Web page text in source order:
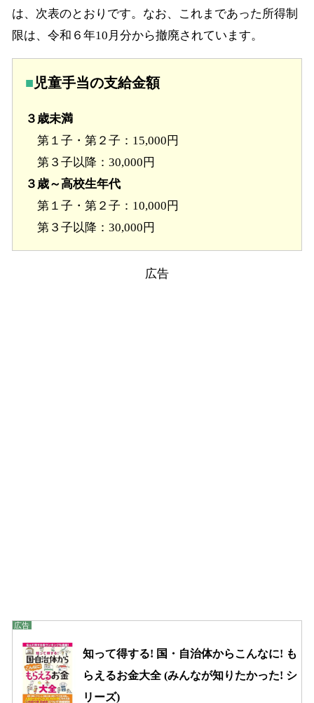
は、次表のとおりです。なお、これまであった所得制
限は、令和６年10月分から撤廃されています。
児童手当の支給金額
３歳未満
第１子・第２子：15,000円
第３子以降：30,000円
３歳～高校生年代
第１子・第２子：10,000円
第３子以降：30,000円
知って得する! 国・自治体からこんなに! も
らえるお金大全 (みんなが知りたかった! シ
リーズ)